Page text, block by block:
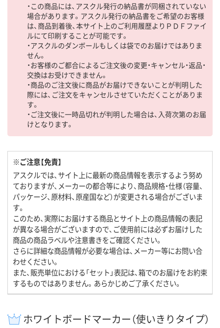
・この商品には、アスクル発行の納品書が同梱されていない
場合があります。アスクル発行の納品書をご希望のお客様
は、商品到着後、本サイト上のご利用履歴よりＰＤＦファイ
ルにて印刷することが可能です。
・アスクルのダンボールもしくは袋でのお届けではありま
せん。
・お客様のご都合によるご注文後の変更・キャンセル・返品・
交換はお受けできません。
・商品のご注文後に商品がお届けできないことが判明した
際には、ご注文をキャンセルさせていただくことがありま
す。
・ご注文後に一時品切れが判明した場合は、入荷次第のお届
けとなります。
※ご注意【免責】
アスクルでは、サイト上に最新の商品情報を表示するよう努め
ておりますが、メーカーの都合等により、商品規格・仕様（容量、
パッケージ、原材料、原産国など）が変更される場合がございま
す。
このため、実際にお届けする商品とサイト上の商品情報の表記
が異なる場合がございますので、ご使用前には必ずお届けした
商品の商品ラベルや注意書きをご確認ください。
さらに詳細な商品情報が必要な場合は、メーカー等にお問い合
わせください。
また、販売単位における「セット」表記は、箱でのお届けをお約束
するものではありません。あらかじめご了承ください。
ホワイトボードマーカー（使いきりタイプ）